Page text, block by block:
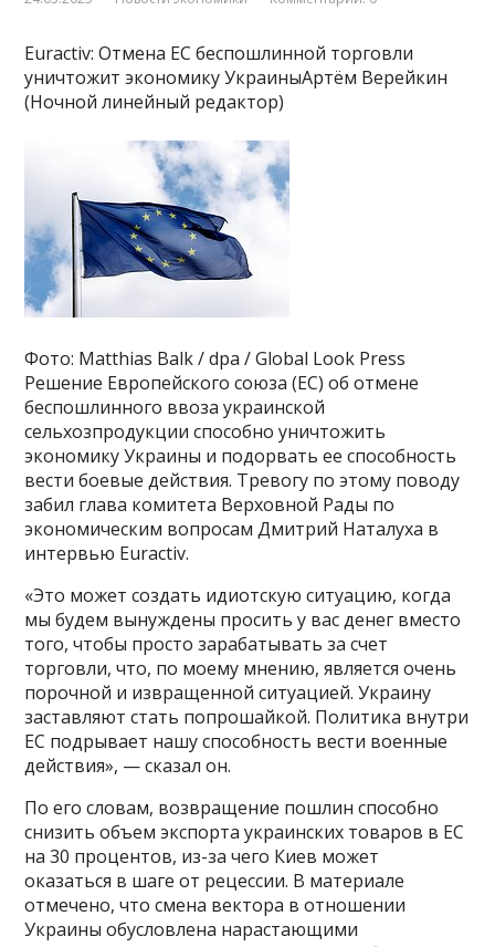
Euractiv: Отмена ЕС беспошлинной торговли
уничтожит экономику УкраиныАртём Верейкин
(Ночной линейный редактор)
Фото: Matthias Balk / dpa / Global Look Press
Решение Европейского союза (ЕС) об отмене
беспошлинного ввоза украинской
сельхозпродукции способно уничтожить
экономику Украины и подорвать ее способность
вести боевые действия. Тревогу по этому поводу
забил глава комитета Верховной Рады по
экономическим вопросам Дмитрий Наталуха в
интервью Euractiv.
«Это может создать идиотскую ситуацию, когда
мы будем вынуждены просить у вас денег вместо
того, чтобы просто зарабатывать за счет
торговли, что, по моему мнению, является очень
порочной и извращенной ситуацией. Украину
заставляют стать попрошайкой. Политика внутри
ЕС подрывает нашу способность вести военные
действия», — сказал он.
По его словам, возвращение пошлин способно
снизить объем экспорта украинских товаров в ЕС
на 30 процентов, из-за чего Киев может
оказаться в шаге от рецессии. В материале
отмечено, что смена вектора в отношении
Украины обусловлена нарастающими